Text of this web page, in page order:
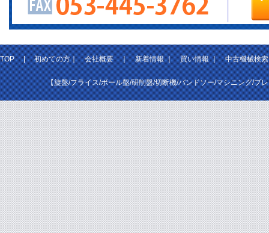
TOP|初めての方｜会社概要｜新着情報｜買い情報｜中古機械検索
【旋盤/フライス/ボール盤/研削盤/切断機/バンドソー/マシニング/プ